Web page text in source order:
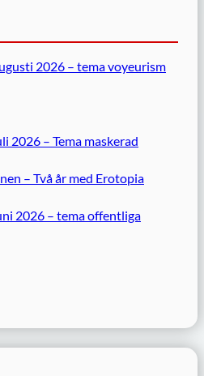
2026 – tema voyeurism
2026 – Tema maskerad
– Två år med Erotopia
2026 – tema offentliga